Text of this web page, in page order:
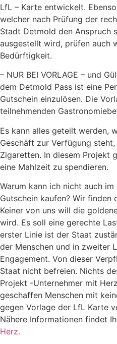
LfL – Karte entwickelt.
welcher nach Prüfung der
Stadt Detmold den Anspruch
ausgestellt wird, prüfen auch
Bedürftigkeit.
– NUR BEI VORLAGE – und
dem Detmold Pass ist eine
Gutschein einzulösen. Die
teilnehmenden
Es kann alles geteilt werden,
Geschäft zur Verfügung
Zigaretten. In diesem Projekt
eine Mahlzeit zu spendieren.
Warum kann ich nicht auch
Gutschein kaufen? Wir finden
Keiner von uns will die
wird. Es soll eine gerechte
erster Linie ist der Staat
der Menschen und in zweiter
Engagement. Von dieser
Staat nicht befreien. Nichts
Projekt -Unternehmer mit
geschaffen Menschen mit
gegen Vorlage der LfL Karte
Nähere Informationen findet
Herz.